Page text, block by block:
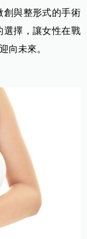
創與整形式的手術
選擇，讓女性在戰
向未來。